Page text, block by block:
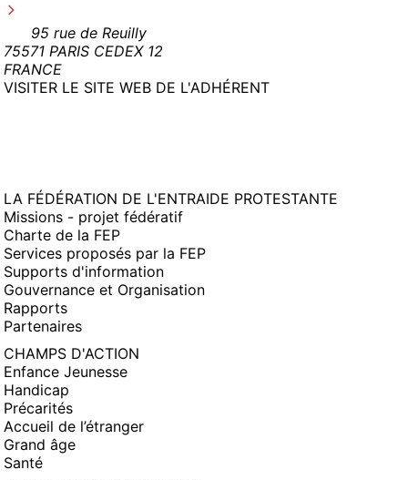
95 rue de Reuilly
75571 PARIS CEDEX 12
FRANCE
VISITER LE SITE WEB DE L'ADHÉRENT(NOUVELLE
LA FÉDÉRATION DE L'ENTRAIDE PROTESTANTE
Missions - projet fédératif
Charte de la FEP
Services proposés par la FEP
Supports d'information
Gouvernance et Organisation
Rapports
Partenaires
CHAMPS D'ACTION
Enfance Jeunesse
Handicap
Précarités
Accueil de l’étranger
Grand âge
Santé